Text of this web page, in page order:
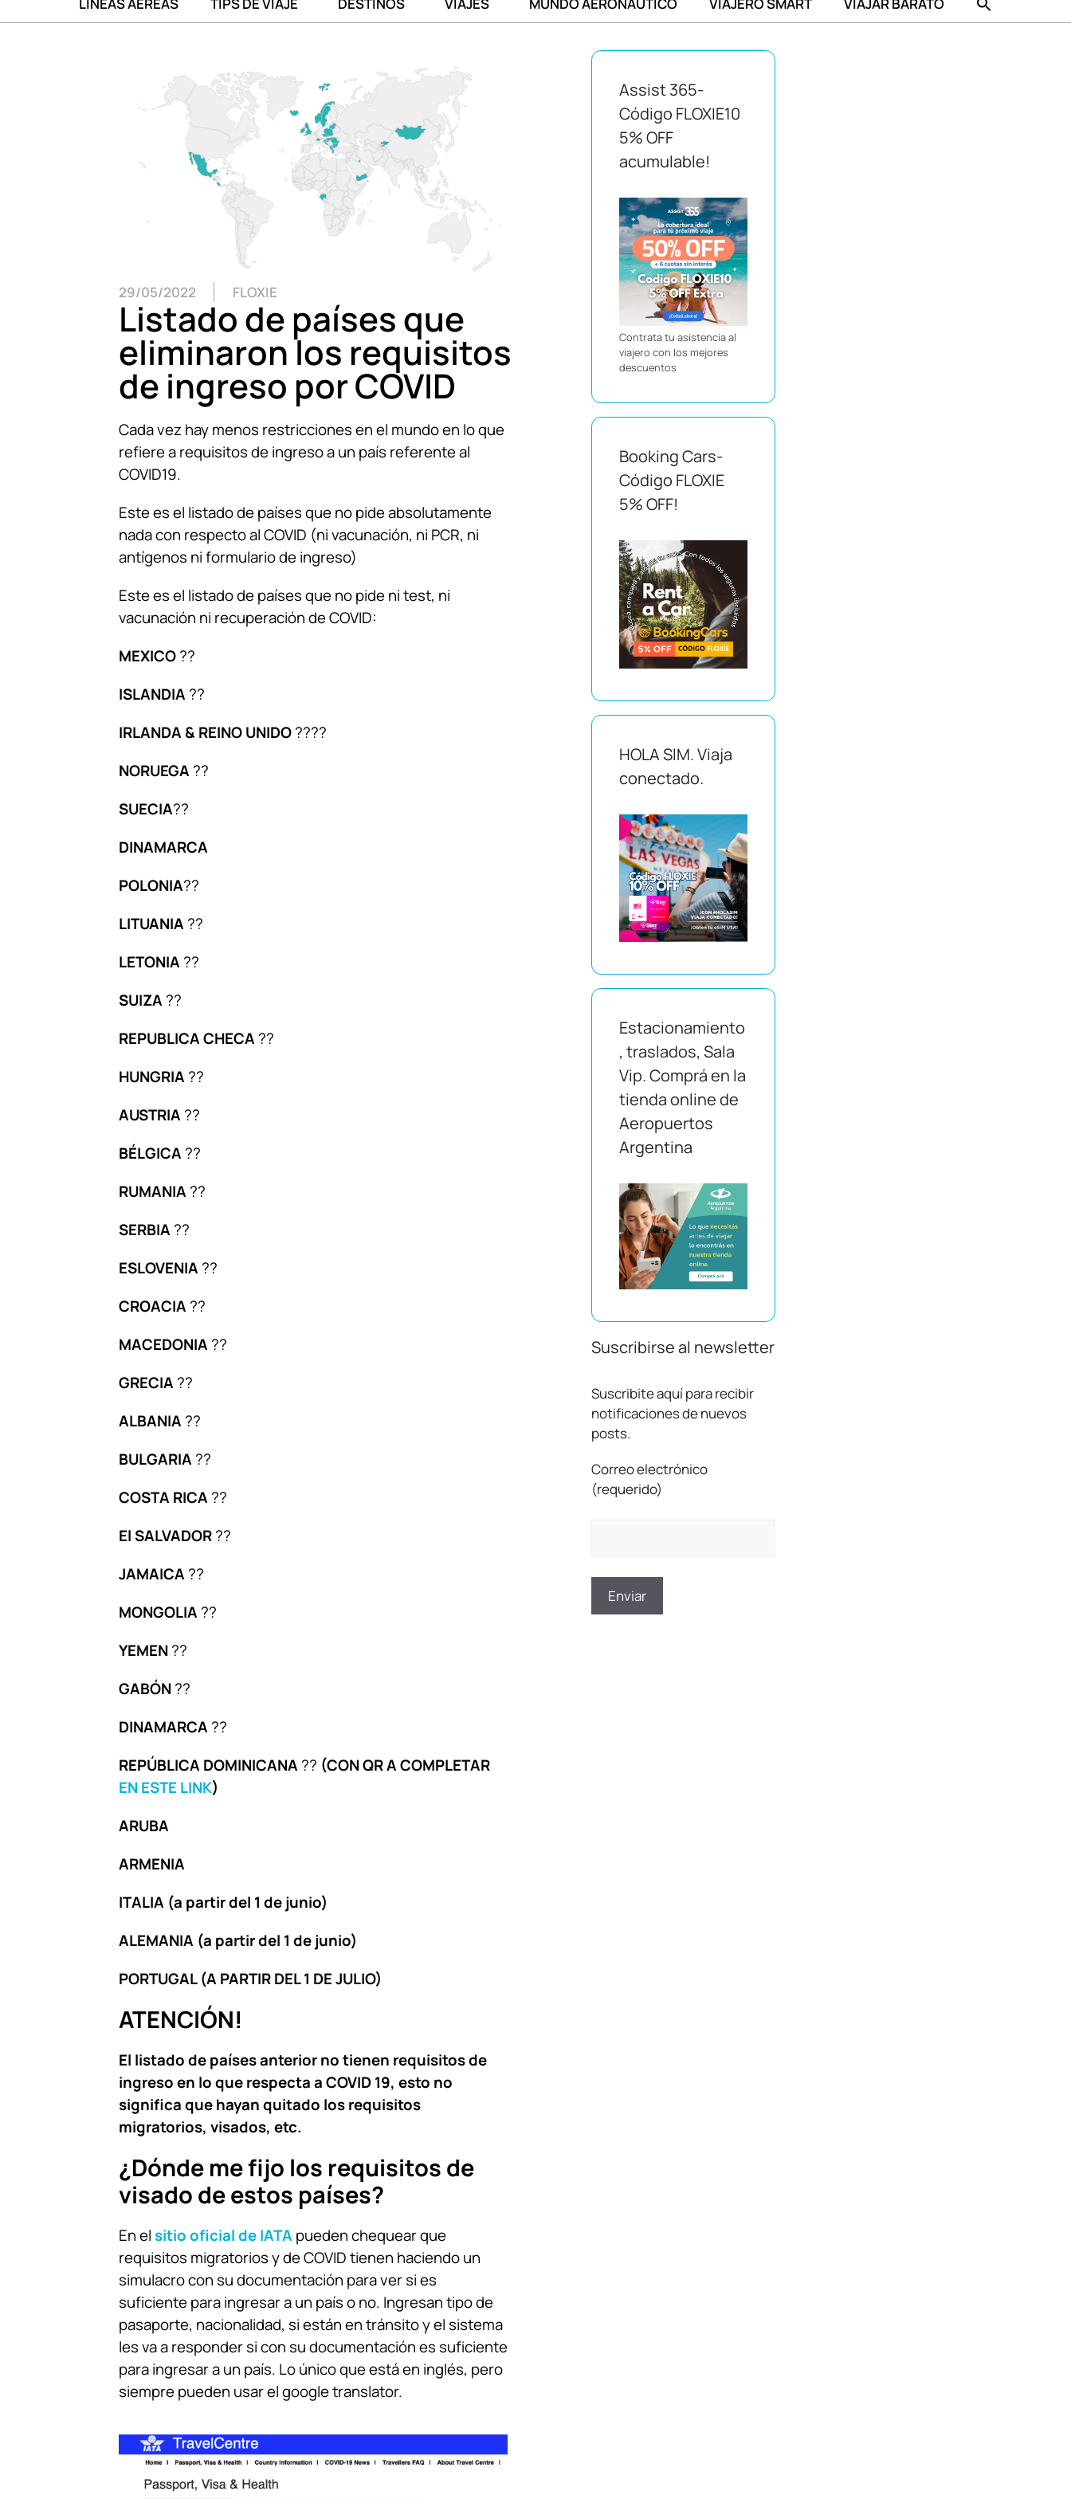
Assist 365-
Código FLOXIE10
5% OFF
acumulable!
Contrata tu asistencia al
viajero con los mejores
descuentos
Booking Cars-
Código FLOXIE
5% OFF!
HOLA SIM. Viaja
conectado.
Estacionamiento
, traslados, Sala
Vip. Comprá en la
tienda online de
Aeropuertos
Argentina
Suscribirse al newsletter
Suscribite aquí para recibir
notificaciones de nuevos
posts.
Correo electrónico
(requerido)
29/05/2022 FLOXIE
Listado de países que
eliminaron los requisitos
de ingreso por COVID
Cada vez hay menos restricciones en el mundo en lo que
refiere a requisitos de ingreso a un país referente al
COVID19.
Este es el listado de países que no pide absolutamente
nada con respecto al COVID (ni vacunación, ni PCR, ni
antígenos ni formulario de ingreso)
Este es el listado de países que no pide ni test, ni
vacunación ni recuperación de COVID:
MEXICO??
ISLANDIA ??
IRLANDA & REINO UNIDO????
NORUEGA ??
SUECIA??
DINAMARCA
POLONIA??
LITUANIA ??
LETONIA ??
SUIZA ??
REPUBLICA CHECA ??
HUNGRIA ??
AUSTRIA ??
BÉLGICA ??
RUMANIA ??
SERBIA ??
ESLOVENIA ??
CROACIA ??
MACEDONIA ??
GRECIA ??
ALBANIA ??
BULGARIA ??
COSTA RICA ??
El SALVADOR??
JAMAICA ??
MONGOLIA ??
YEMEN??
GABÓN??
DINAMARCA ??
REPÚBLICA DOMINICANA ?? (CON QR A COMPLETAR
EN ESTE LINK)
ARUBA
ARMENIA
ITALIA (a partir del 1 de junio)
ALEMANIA (a partir del 1 de junio)
PORTUGAL (A PARTIR DEL 1 DE JULIO)
ATENCIÓN!
El listado de países anterior no tienen requisitos de
ingreso en lo que respecta a COVID 19, esto no
significa que hayan quitado los requisitos
migratorios, visados, etc.
¿Dónde me fijo los requisitos de
visado de estos países?
En el sitio oficial de IATA pueden chequear que
requisitos migratorios y de COVID tienen haciendo un
simulacro con su documentación para ver si es
suficiente para ingresar a un país o no. Ingresan tipo de
pasaporte, nacionalidad, si están en tránsito y el sistema
les va a responder si con su documentación es suficiente
para ingresar a un país. Lo único que está en inglés, pero
siempre pueden usar el google translator.